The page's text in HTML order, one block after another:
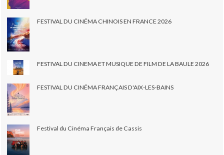
FESTIVAL DU CINÉMA CHINOIS EN FRANCE 2026
FESTIVAL DU CINEMA ET MUSIQUE DE FILM DE LA BAULE 2026
FESTIVAL DU CINÉMA FRANÇAIS D'AIX-LES-BAINS
Festival du Cinéma Français de Cassis